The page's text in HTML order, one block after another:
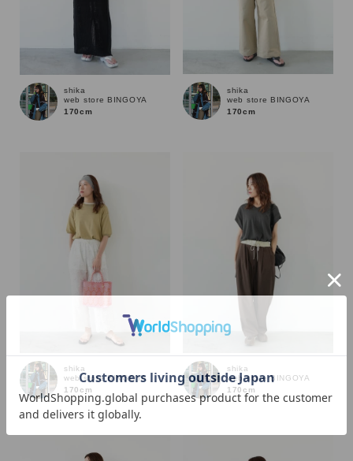
shika
web store BINGOYA
170cm
shika
web store BINGOYA
170cm
shika
web store BINGOYA
170cm
shika
web store BINGOYA
170cm